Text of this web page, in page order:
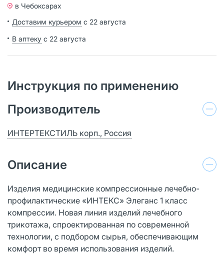
в Чебоксарах
Доставим курьером с 22 августа
В аптеку с 22 августа
Инструкция по применению
Производитель
ИНТЕРТЕКСТИЛЬ корп., Россия
Описание
Изделия медицинские компрессионные лечебно-
профилактические «ИНТЕКС» Элеганс 1 класс
компрессии. Новая линия изделий лечебного
трикотажа, спроектированная по современной
технологии, с подбором сырья, обеспечивающим
комфорт во время использования изделий.